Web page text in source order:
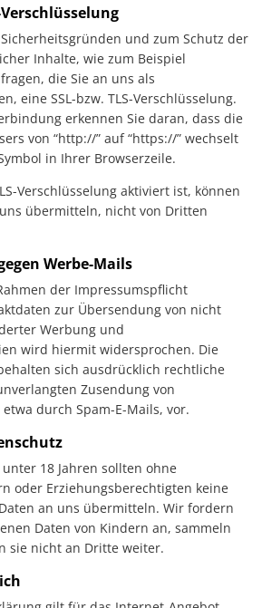
Verschlüsselung
und zum Schutz der
Inhalte, wie zum Beispiel
die Sie an uns als
eine SSL-bzw. TLS-Verschlüsselung.
erkennen Sie daran, dass die
von “http://” auf “https://” wechselt
in Ihrer Browserzeile.
Verschlüsselung aktiviert ist, können
übermitteln, nicht von Dritten
Werbe-Mails
der Impressumspflicht
zur Übersendung von nicht
Werbung und
wird hiermit widersprochen. Die
sich ausdrücklich rechtliche
Zusendung von
durch Spam-E-Mails, vor.
18 Jahren sollten ohne
oder Erziehungsberechtigten keine
an uns übermitteln. Wir fordern
Daten von Kindern an, sammeln
sie nicht an Dritte weiter.